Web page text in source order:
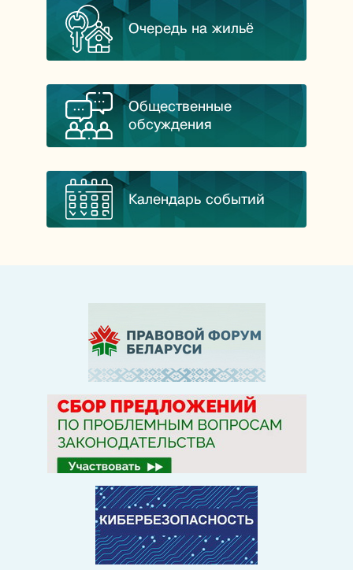
Очередь на жильё
Общественные
обсуждения
Календарь событий